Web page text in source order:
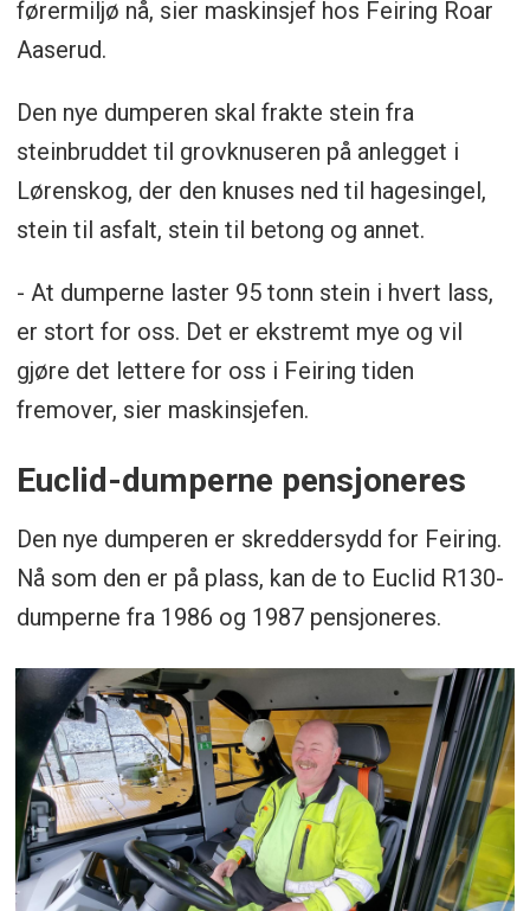
førermiljø nå, sier maskinsjef hos Feiring Roar
Aaserud.
Den nye dumperen skal frakte stein fra
steinbruddet til grovknuseren på anlegget i
Lørenskog, der den knuses ned til hagesingel,
stein til asfalt, stein til betong og annet.
- At dumperne laster 95 tonn stein i hvert lass,
er stort for oss. Det er ekstremt mye og vil
gjøre det lettere for oss i Feiring tiden
fremover, sier maskinsjefen.
Euclid-dumperne pensjoneres
Den nye dumperen er skreddersydd for Feiring.
Nå som den er på plass, kan de to Euclid R130-
dumperne fra 1986 og 1987 pensjoneres.